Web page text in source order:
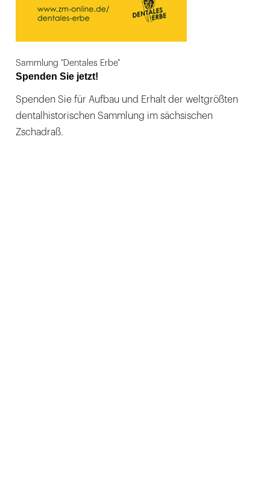
Sammlung "Dentales Erbe"
Spenden Sie jetzt!
Spenden Sie für Aufbau und Erhalt der weltgrößten
dentalhistorischen Sammlung im sächsischen
Zschadraß.